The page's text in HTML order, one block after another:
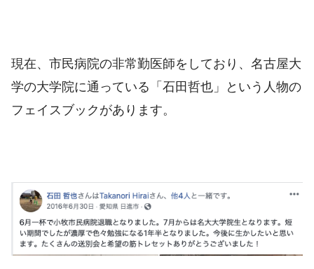
現在、市民病院の非常勤医師をしており、名古屋大
学の大学院に通っている「石田哲也」という人物の
フェイスブックがあります。